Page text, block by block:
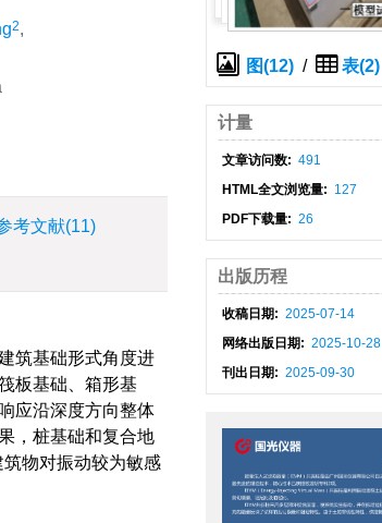
2,
考文献(11)
筑基础形式角度进
板基础、箱形基
应沿深度方向整体
，桩基础和复合地
物对振动较为敏感
图(12) / 表(2)
计量
文章访问数: 491
HTML全文浏览量: 127
PDF下载量: 26
出版历程
收稿日期: 2025-07-14
网络出版日期: 2025-10-28
刊出日期: 2025-09-30